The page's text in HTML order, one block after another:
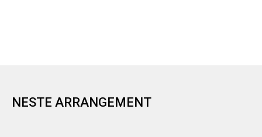
NESTE ARRANGEMENT